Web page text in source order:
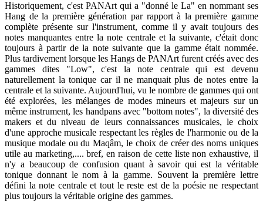
Historiquement, c'est PANArt qui a "donné le La" en nommant ses
Hang de la première génération par rapport à la première gamme
complète présente sur l'instrument, comme il y avait toujours des
notes manquantes entre la note centrale et la suivante, c'était donc
toujours à partir de la note suivante que la gamme était nommée.
Plus tardivement lorsque les Hangs de PANArt furent créés avec des
gammes dites "Low", c'est la note centrale qui est devenu
naturellement la tonique car il ne manquait plus de notes entre la
centrale et la suivante. Aujourd'hui, vu le nombre de gammes qui ont
été explorées, les mélanges de modes mineurs et majeurs sur un
même instrument, les handpans avec "bottom notes", la diversité des
makers et du niveau de leurs connaissances musicales, le choix
d'une approche musicale respectant les règles de l'harmonie ou de la
musique modale ou du Maqâm, le choix de créer des noms uniques
utile au marketing,.... bref, en raison de cette liste non exhaustive, il
n'y a beaucoup de confusion quant à savoir qui est la véritable
tonique donnant le nom à la gamme. Souvent la première lettre
défini la note centrale et tout le reste est de la poésie ne respectant
plus toujours la véritable origine des gammes.